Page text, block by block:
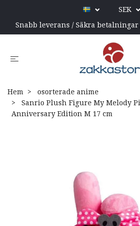
SEK
Snabb leverans / Säkra
Hem
osorterade anime
Sanrio Plush Figure My Melody
Anniversary Edition M 17 cm